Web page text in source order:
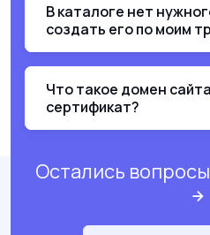
В каталоге нет
создать его по моим
Что такое домен
сертификат?
Остались